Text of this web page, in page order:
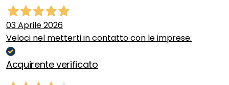
03 Aprile 2026
Veloci nel metterti in contatto con le imprese.
Acquirente verificato